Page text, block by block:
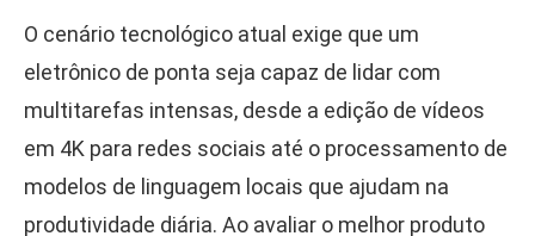
O cenário tecnológico atual exige que um
eletrônico de ponta seja capaz de lidar com
multitarefas intensas, desde a edição de vídeos
em 4K para redes sociais até o processamento de
modelos de linguagem locais que ajudam na
produtividade diária. Ao avaliar o melhor produto